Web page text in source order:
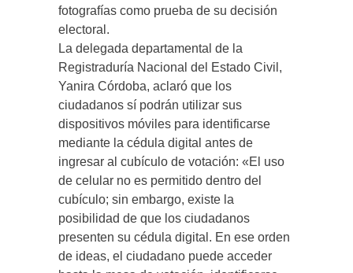
fotografías como prueba de su decisión
electoral.
La delegada departamental de la
Registraduría Nacional del Estado Civil,
Yanira Córdoba, aclaró que los
ciudadanos sí podrán utilizar sus
dispositivos móviles para identificarse
mediante la cédula digital antes de
ingresar al cubículo de votación: «El uso
de celular no es permitido dentro del
cubículo; sin embargo, existe la
posibilidad de que los ciudadanos
presenten su cédula digital. En ese orden
de ideas, el ciudadano puede acceder